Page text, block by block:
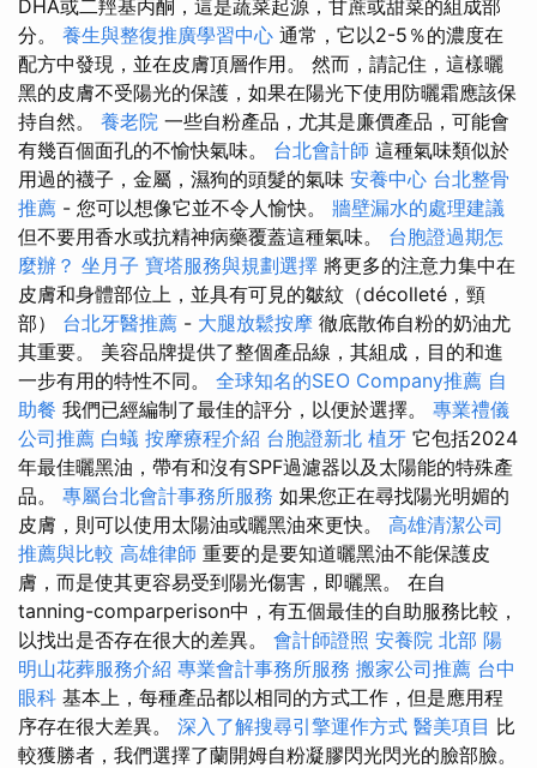
DHA或二羥基丙酮，這是蔬菜起源，甘蔗或甜菜的組成部
分。 養生與整復推廣學習中心 通常，它以2-5％的濃度在
配方中發現，並在皮膚頂層作用。 然而，請記住，這樣曬
黑的皮膚不受陽光的保護，如果在陽光下使用防曬霜應該保
持自然。 養老院 一些自粉產品，尤其是廉價產品，可能會
有幾百個面孔的不愉快氣味。 台北會計師 這種氣味類似於
用過的襪子，金屬，濕狗的頭髮的氣味 安養中心 台北整骨
推薦 - 您可以想像它並不令人愉快。 牆壁漏水的處理建議
但不要用香水或抗精神病藥覆蓋這種氣味。 台胞證過期怎
麼辦？ 坐月子 寶塔服務與規劃選擇 將更多的注意力集中在
皮膚和身體部位上，並具有可見的皺紋（décolleté，頸
部） 台北牙醫推薦 - 大腿放鬆按摩 徹底散佈自粉的奶油尤
其重要。 美容品牌提供了整個產品線，其組成，目的和進
一步有用的特性不同。 全球知名的SEO Company推薦 自
助餐 我們已經編制了最佳的評分，以便於選擇。 專業禮儀
公司推薦 白蟻 按摩療程介紹 台胞證新北 植牙 它包括2024
年最佳曬黑油，帶有和沒有SPF過濾器以及太陽能的特殊產
品。 專屬台北會計事務所服務 如果您正在尋找陽光明媚的
皮膚，則可以使用太陽油或曬黑油來更快。 高雄清潔公司
推薦與比較 高雄律師 重要的是要知道曬黑油不能保護皮
膚，而是使其更容易受到陽光傷害，即曬黑。 在自
tanning-comparperison中，有五個最佳的自助服務比較，
以找出是否存在很大的差異。 會計師證照 安養院 北部 陽
明山花葬服務介紹 專業會計事務所服務 搬家公司推薦 台中
眼科 基本上，每種產品都以相同的方式工作，但是應用程
序存在很大差異。 深入了解搜尋引擎運作方式 醫美項目 比
較獲勝者，我們選擇了蘭開姆自粉凝膠閃光閃光的臉部臉。